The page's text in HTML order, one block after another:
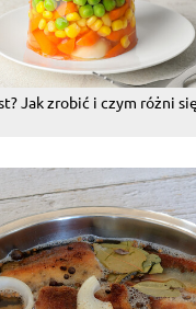
Jak zrobić i czym różni